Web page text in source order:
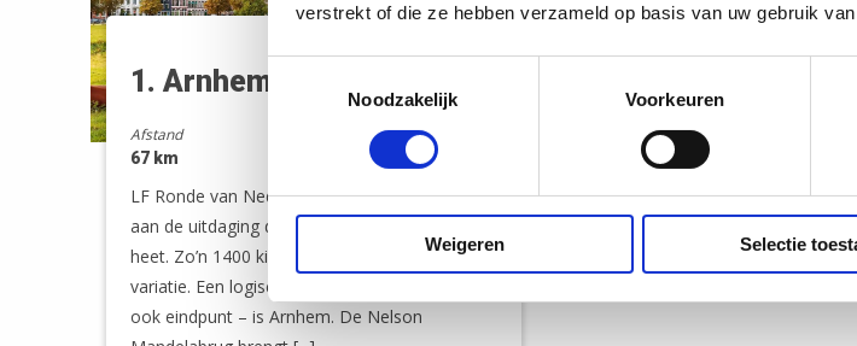
verstrekt of die ze hebben verzameld op basis van uw gebruik
Noodzakelijk
Voorkeuren
Weigeren Selectie
1. Arnhem - Gennep
Afstand
67 km
LF Ronde van Nederland – Vandaag begin je
aan de uitdaging die de Ronde van Nederland
heet. Zo’n 1400 kilometer vol Nederlandse
variatie. Een logisch startpunt – en daarmee
ook eindpunt – is Arnhem. De Nelson